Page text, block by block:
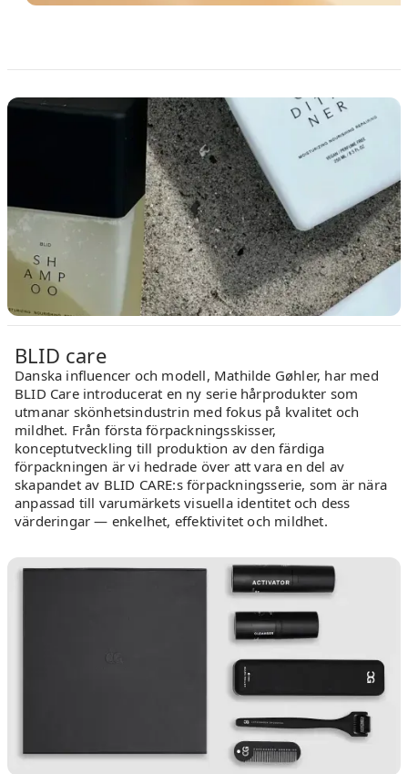
BLID care
Danska influencer och modell, Mathilde Gøhler, har med
BLID Care introducerat en ny serie hårprodukter som
utmanar skönhetsindustrin med fokus på kvalitet och
mildhet. Från första förpackningsskisser,
konceptutveckling till produktion av den färdiga
förpackningen är vi hedrade över att vara en del av
skapandet av BLID CARE:s förpackningsserie, som är nära
anpassad till varumärkets visuella identitet och dess
värderingar — enkelhet, effektivitet och mildhet.